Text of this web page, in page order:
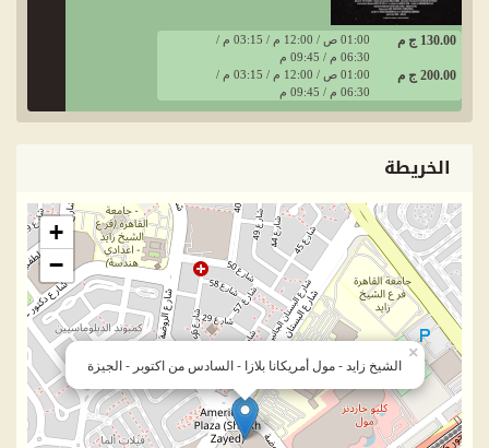
130.00 ج م
01:00 ص / 12:00 م / 03:15 م /
06:30 م / 09:45 م
200.00 ج م
01:00 ص / 12:00 م / 03:15 م /
06:30 م / 09:45 م
الخريطة
الشيخ زايد - مول أمريكانا بلازا - السادس من اكتوبر - الجيزة
×
+
−